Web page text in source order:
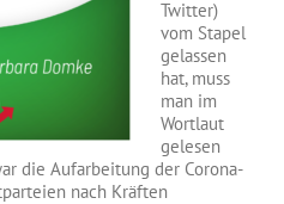
Twitter)
vom Stapel
gelassen
hat, muss
man im
Wortlaut
gelesen
die Aufarbeitung der Corona-
nach Kräften